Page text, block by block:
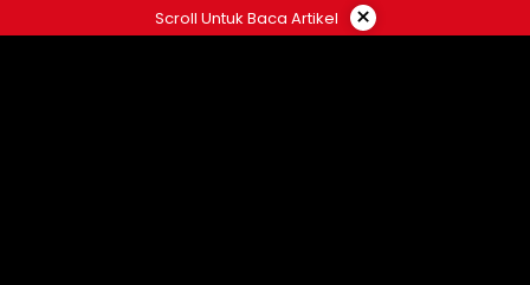
ke
Scroll Untuk Baca Artikel ×